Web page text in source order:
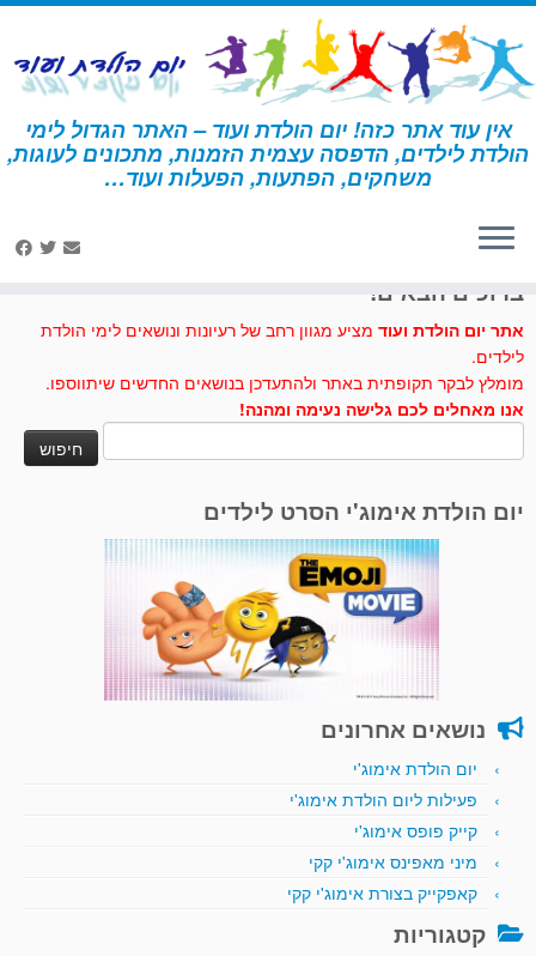
דלג
לתוכן
אין עוד אתר כזה! יום הולדת ועוד – האתר הגדול לימי
הולדת לילדים, הדפסה עצמית הזמנות, מתכונים לעוגות,
משחקים, הפתעות, הפעלות ועוד… דף הבית » עוגת משאית
ברוכים הבאים!
אתר יום הולדת ועוד מציע מגוון רחב של רעיונות ונושאים לימי הולדת
לילדים.
מומלץ לבקר תקופתית באתר ולהתעדכן בנושאים החדשים שיתווספו.
אנו מאחלים לכם גלישה נעימה ומהנה!
יום הולדת אימוג'י הסרט לילדים
נושאים אחרונים
יום הולדת אימוג'י
פעילות ליום הולדת אימוג'י
קייק פופס אימוג'י
מיני מאפינס אימוג'י קקי
קאפקייק בצורת אימוג'י קקי
קטגוריות